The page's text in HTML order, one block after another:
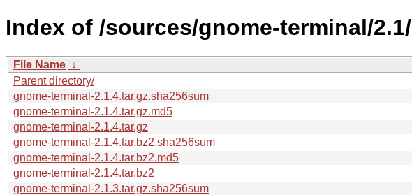
Index of /sources/gnome-terminal/2.1/
File Name ↓
Parent directory/
gnome-terminal-2.1.4.tar.gz.sha256sum
gnome-terminal-2.1.4.tar.gz.md5
gnome-terminal-2.1.4.tar.gz
gnome-terminal-2.1.4.tar.bz2.sha256sum
gnome-terminal-2.1.4.tar.bz2.md5
gnome-terminal-2.1.4.tar.bz2
gnome-terminal-2.1.3.tar.gz.sha256sum